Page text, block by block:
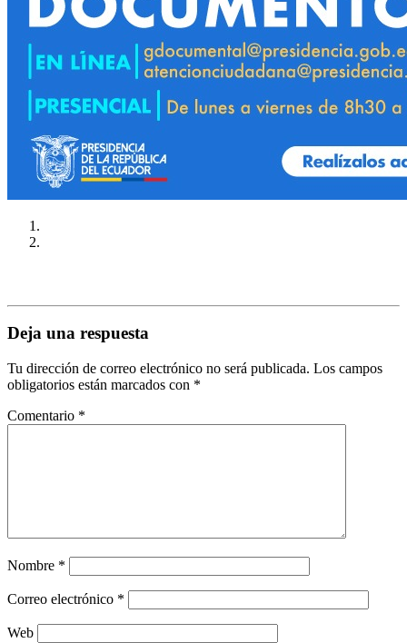
Deja una respuesta
Tu dirección de correo electrónico no será publicada. Los campos
obligatorios están marcados con *
Comentario *
Nombre *
Correo electrónico *
Web